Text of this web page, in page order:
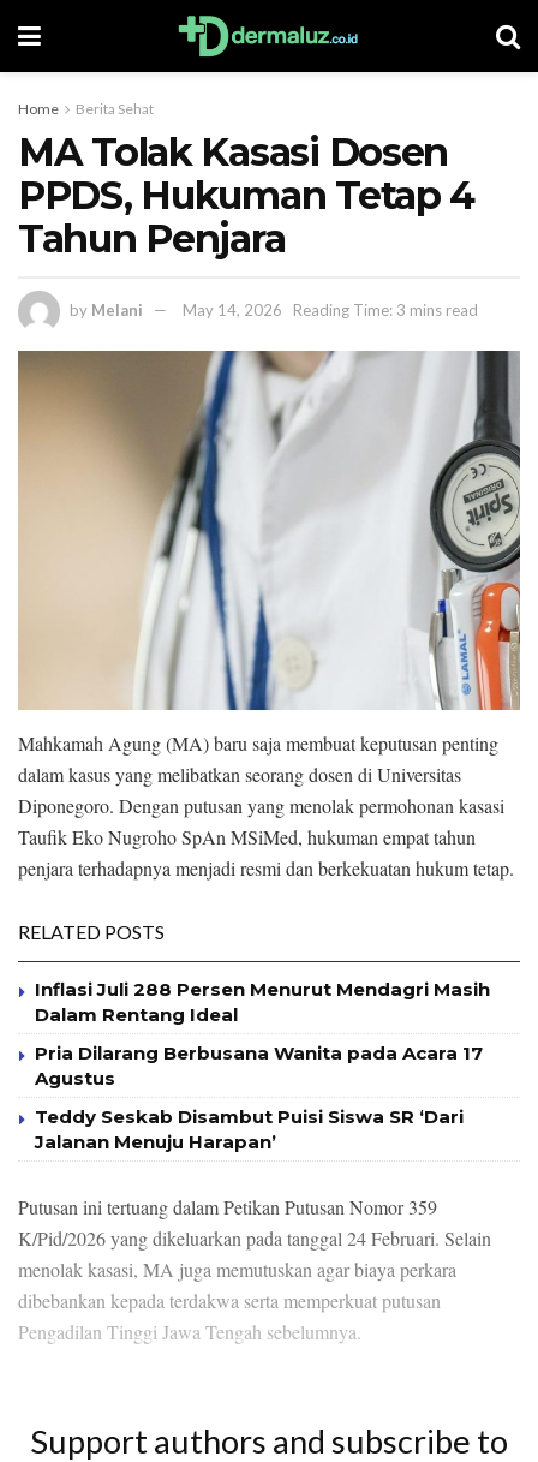
Home Berita Sehat
MA Tolak Kasasi Dosen
PPDS, Hukuman Tetap 4
Tahun Penjara
by Melani May 14, 2026 Reading Time: 3 mins read
Mahkamah Agung (MA) baru saja membuat keputusan penting
dalam kasus yang melibatkan seorang dosen di Universitas
Diponegoro. Dengan putusan yang menolak permohonan kasasi
Taufik Eko Nugroho SpAn MSiMed, hukuman empat tahun
penjara terhadapnya menjadi resmi dan berkekuatan hukum tetap.
RELATED POSTS
Inflasi Juli 288 Persen Menurut Mendagri Masih
Dalam Rentang Ideal
Pria Dilarang Berbusana Wanita pada Acara 17
Agustus
Teddy Seskab Disambut Puisi Siswa SR ‘Dari
Jalanan Menuju Harapan’
Putusan ini tertuang dalam Petikan Putusan Nomor 359
K/Pid/2026 yang dikeluarkan pada tanggal 24 Februari. Selain
menolak kasasi, MA juga memutuskan agar biaya perkara
dibebankan kepada terdakwa serta memperkuat putusan
Pengadilan Tinggi Jawa Tengah sebelumnya.
Support authors and subscribe to